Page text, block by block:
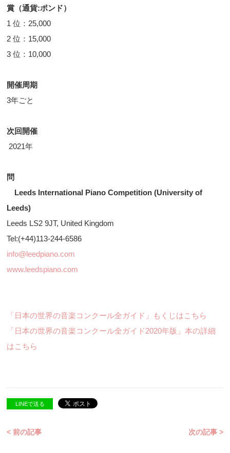
賞（通貨:ポンド）
1 位：25,000
2 位：15,000
3 位：10,000
開催周期
3年ごと
次回開催
2021年
問
Leeds International Piano Competition (University of
Leeds)
Leeds LS2 9JT, United Kingdom
Tel:(+44)113-244-6586
info@leedpiano.com
www.leedspiano.com
「日本の世界の音楽コンクール全ガイド」もくじはこちら
「日本の世界の音楽コンクール全ガイド2020年版」本の詳細
はこちら
LINEで送る
< 前の記事 次の記事 >